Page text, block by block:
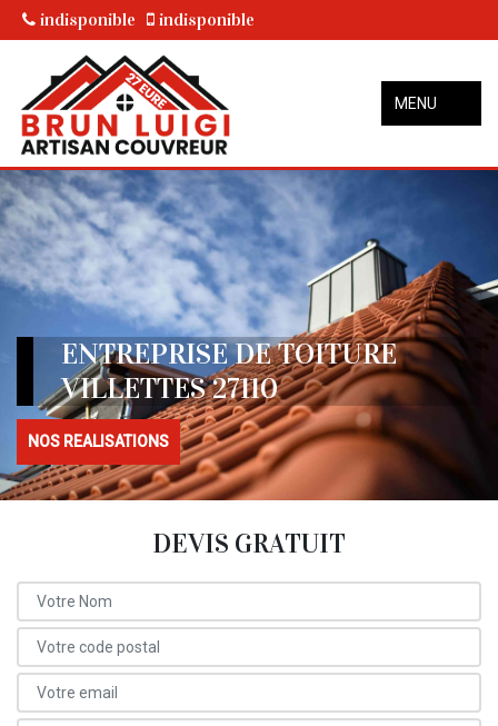
indisponible indisponible
MENU
ENTREPRISE DE TOITURE
VILLETTES 27110
NOS REALISATIONS
DEVIS GRATUIT